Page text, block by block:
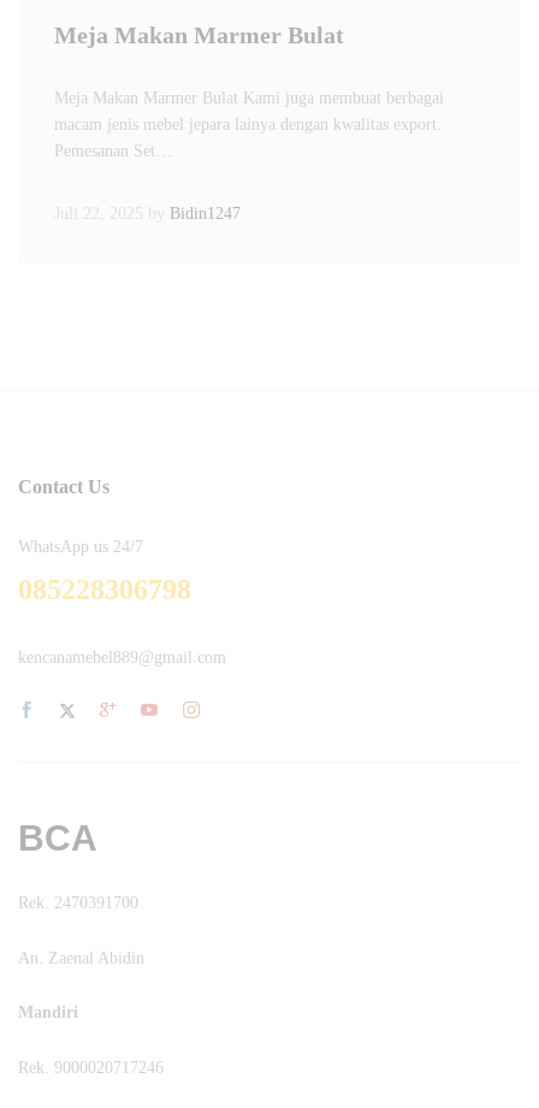
Meja Makan Marmer Bulat
Meja Makan Marmer Bulat Kami juga membuat berbagai
macam jenis mebel jepara lainya dengan kwalitas export.
Pemesanan Set…
Juli 22, 2025 by Bidin1247
Contact Us
WhatsApp us 24/7
085228306798
kencanamebel889@gmail.com
BCA
Rek. 2470391700
An. Zaenal Abidin
Mandiri
Rek. 9000020717246